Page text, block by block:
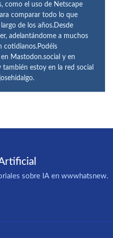
como el uso de Netscape
comparar todo lo que
de los años.Desde
adelantándome a muchos
cotidianos.Podéis
Mastodon.social y en
estoy en la red social
sobre IA en wwwhatsnew.